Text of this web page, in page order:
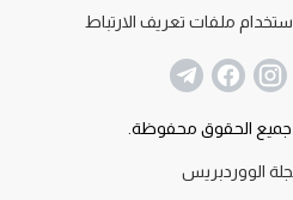
ملفات تعريف الارتباط
الووردبريس